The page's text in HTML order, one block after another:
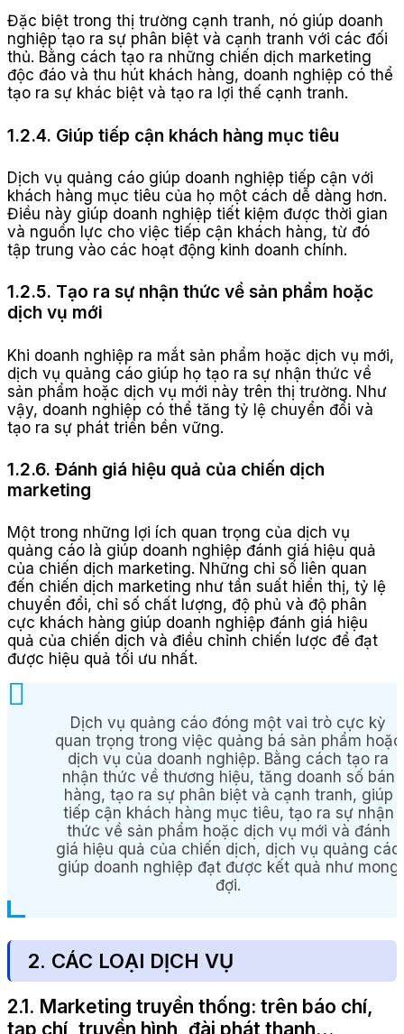
Đặc biệt trong thị trường cạnh tranh, nó giúp doanh
nghiệp tạo ra sự phân biệt và cạnh tranh với các đối
thủ. Bằng cách tạo ra những chiến dịch marketing
độc đáo và thu hút khách hàng, doanh nghiệp có thể
tạo ra sự khác biệt và tạo ra lợi thế cạnh tranh.
1.2.4. Giúp tiếp cận khách hàng mục tiêu
Dịch vụ quảng cáo giúp doanh nghiệp tiếp cận với
khách hàng mục tiêu của họ một cách dễ dàng hơn.
Điều này giúp doanh nghiệp tiết kiệm được thời gian
và nguồn lực cho việc tiếp cận khách hàng, từ đó
tập trung vào các hoạt động kinh doanh chính.
1.2.5. Tạo ra sự nhận thức về sản phẩm hoặc
dịch vụ mới
Khi doanh nghiệp ra mắt sản phẩm hoặc dịch vụ mới,
dịch vụ quảng cáo giúp họ tạo ra sự nhận thức về
sản phẩm hoặc dịch vụ mới này trên thị trường. Như
vậy, doanh nghiệp có thể tăng tỷ lệ chuyển đổi và
tạo ra sự phát triển bền vững.
1.2.6. Đánh giá hiệu quả của chiến dịch
marketing
Một trong những lợi ích quan trọng của dịch vụ
quảng cáo là giúp doanh nghiệp đánh giá hiệu quả
của chiến dịch marketing. Những chỉ số liên quan
đến chiến dịch marketing như tần suất hiển thị, tỷ lệ
chuyển đổi, chỉ số chất lượng, độ phủ và độ phân
cực khách hàng giúp doanh nghiệp đánh giá hiệu
quả của chiến dịch và điều chỉnh chiến lược để đạt
được hiệu quả tối ưu nhất.
Dịch vụ quảng cáo đóng một vai trò cực kỳ
quan trọng trong việc quảng bá sản phẩm hoặc
dịch vụ của doanh nghiệp. Bằng cách tạo ra
nhận thức về thương hiệu, tăng doanh số bán
hàng, tạo ra sự phân biệt và cạnh tranh, giúp
tiếp cận khách hàng mục tiêu, tạo ra sự nhận
thức về sản phẩm hoặc dịch vụ mới và đánh
giá hiệu quả của chiến dịch, dịch vụ quảng cáo
giúp doanh nghiệp đạt được kết quả như mong
đợi.
2. CÁC LOẠI DỊCH VỤ
2.1. Marketing truyền thống: trên báo chí,
tạp chí, truyền hình, đài phát thanh…